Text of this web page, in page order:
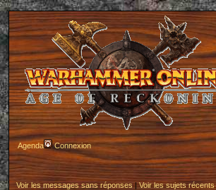
Agenda Connexion
Voir les messages sans réponses|Voir les sujets récents